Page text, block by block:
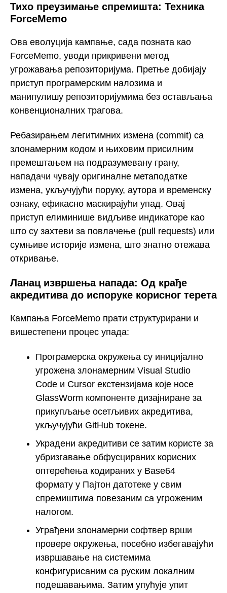
Тихо преузимање спремишта: Техника
ForceMemo
Ова еволуција кампање, сада позната као
ForceMemo, уводи прикривени метод
угрожавања репозиторијума. Претње добијају
приступ програмерским налозима и
манипулишу репозиторијумима без остављања
конвенционалних трагова.
Ребазирањем легитимних измена (commit) са
злонамерним кодом и њиховим присилним
премештањем на подразумевану грану,
нападачи чувају оригиналне метаподатке
измена, укључујући поруку, аутора и временску
ознаку, ефикасно маскирајући упад. Овај
приступ елиминише видљиве индикаторе као
што су захтеви за повлачење (pull requests) или
сумњиве историје измена, што знатно отежава
откривање.
Ланац извршења напада: Од крађе
акредитива до испоруке корисног терета
Кампања ForceMemo прати структурирани и
вишестепени процес упада:
Програмерска окружења су иницијално
угрожена злонамерним Visual Studio
Code и Cursor екстензијама које носе
GlassWorm компоненте дизајниране за
прикупљање осетљивих акредитива,
укључујући GitHub токене.
Украдени акредитиви се затим користе за
убризгавање обфусцираних корисних
оптерећења кодираних у Base64
формату у Пајтон датотеке у свим
спремиштима повезаним са угроженим
налогом.
Уграђени злонамерни софтвер врши
провере окружења, посебно избегавајући
извршавање на системима
конфигурисаним са руским локалним
подешавањима. Затим упућује упит